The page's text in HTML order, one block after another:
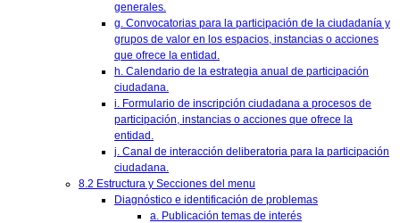
generales.
g. Convocatorias para la participación de la ciudadanía y
grupos de valor en los espacios, instancias o acciones
que ofrece la entidad.
h. Calendario de la estrategia anual de participación
ciudadana.
i. Formulario de inscripción ciudadana a procesos de
participación, instancias o acciones que ofrece la
entidad.
j. Canal de interacción deliberatoria para la participación
ciudadana.
8.2 Estructura y Secciones del menu
Diagnóstico e identificación de problemas
a. Publicación temas de interés